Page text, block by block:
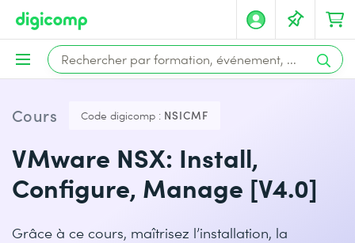
Cours Code digicomp : NSICMF
VMware NSX: Install,
Configure, Manage [V4.0]
Grâce à ce cours, maîtrisez l’installation, la